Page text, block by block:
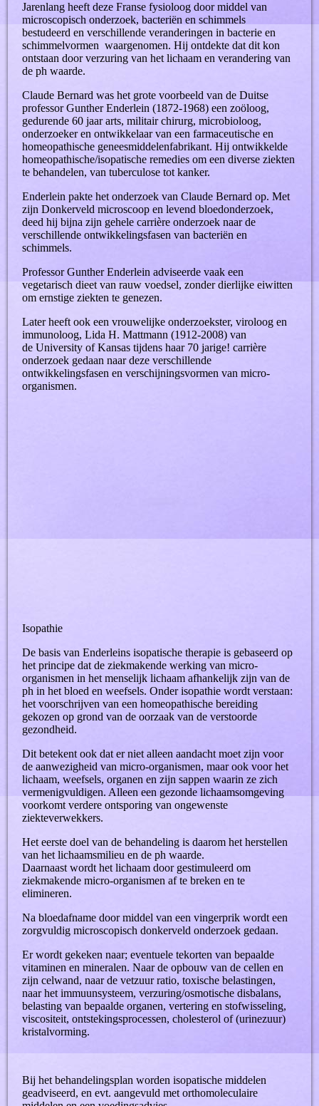
Jarenlang heeft deze Franse fysioloog door middel van
microscopisch onderzoek, bacteriën en schimmels
bestudeerd en verschillende veranderingen in bacterie en
schimmelvormen waargenomen. Hij ontdekte dat dit kon
ontstaan door verzuring van het lichaam en verandering van
de ph waarde.
Claude Bernard was het grote voorbeeld van de Duitse
professor Gunther Enderlein (1872-1968) een zoöloog,
gedurende 60 jaar arts, militair chirurg, microbioloog,
onderzoeker en ontwikkelaar van een farmaceutische en
homeopathische geneesmiddelenfabrikant. Hij ontwikkelde
homeopathische/isopatische remedies om een diverse ziekten
te behandelen, van tuberculose tot kanker.
Enderlein pakte het onderzoek van Claude Bernard op. Met
zijn Donkerveld microscoop en levend bloedonderzoek,
deed hij bijna zijn gehele carrière onderzoek naar de
verschillende ontwikkelingsfasen van bacteriën en
schimmels.
Professor Gunther Enderlein adviseerde vaak een
vegetarisch dieet van rauw voedsel, zonder dierlijke eiwitten
om ernstige ziekten te genezen.
Later heeft ook een vrouwelijke onderzoekster, viroloog en
immunoloog, Lida H. Mattmann (1912-2008) van
de University of Kansas tijdens haar 70 jarige! carrière
onderzoek gedaan naar deze verschillende
ontwikkelingsfasen en verschijningsvormen van micro-
organismen.
Isopathie
De basis van Enderleins isopatische therapie is gebaseerd op
het principe dat de ziekmakende werking van micro-
organismen in het menselijk lichaam afhankelijk zijn van de
ph in het bloed en weefsels. Onder isopathie wordt verstaan:
het voorschrijven van een homeopathische bereiding
gekozen op grond van de oorzaak van de verstoorde
gezondheid.
Dit betekent ook dat er niet alleen aandacht moet zijn voor
de aanwezigheid van micro-organismen, maar ook voor het
lichaam, weefsels, organen en zijn sappen waarin ze zich
vermenigvuldigen. Alleen een gezonde lichaamsomgeving
voorkomt verdere ontsporing van ongewenste
ziekteverwekkers.
Het eerste doel van de behandeling is daarom het herstellen
van het lichaamsmilieu en de ph waarde.
Daarnaast wordt het lichaam door gestimuleerd om
ziekmakende micro-organismen af te breken en te
elimineren.
Na bloedafname door middel van een vingerprik wordt een
zorgvuldig microscopisch donkerveld onderzoek gedaan.
Er wordt gekeken naar; eventuele tekorten van bepaalde
vitaminen en mineralen. Naar de opbouw van de cellen en
zijn celwand, naar de vetzuur ratio, toxische belastingen,
naar het immuunsysteem, verzuring/osmotische disbalans,
belasting van bepaalde organen, vertering en stofwisseling,
viscositeit, ontstekingsprocessen, cholesterol of (urinezuur)
kristalvorming.
Bij het behandelingsplan worden isopatische middelen
geadviseerd, en evt. aangevuld met orthomoleculaire